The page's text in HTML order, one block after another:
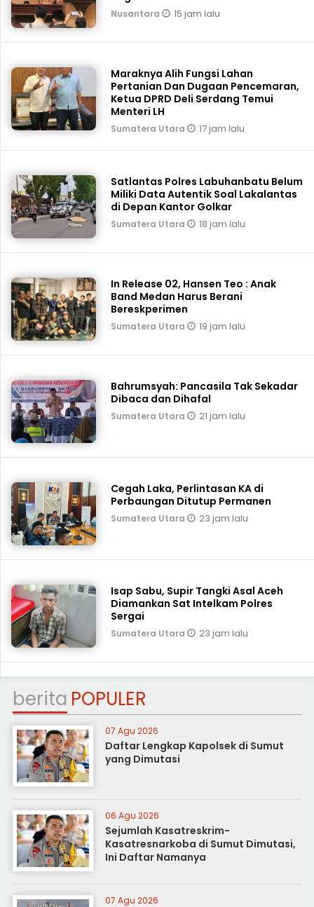
Nusantara 15 jam lalu
Maraknya Alih Fungsi Lahan
Pertanian Dan Dugaan Pencemaran,
Ketua DPRD Deli Serdang Temui
Menteri LH
Sumatera Utara 17 jam lalu
Satlantas Polres Labuhanbatu Belum
Miliki Data Autentik Soal Lakalantas
di Depan Kantor Golkar
Sumatera Utara 18 jam lalu
In Release 02, Hansen Teo : Anak
Band Medan Harus Berani
Bereskperimen
Sumatera Utara 19 jam lalu
Bahrumsyah: Pancasila Tak Sekadar
Dibaca dan Dihafal
Sumatera Utara 21 jam lalu
Cegah Laka, Perlintasan KA di
Perbaungan Ditutup Permanen
Sumatera Utara 23 jam lalu
Isap Sabu, Supir Tangki Asal Aceh
Diamankan Sat Intelkam Polres
Sergai
Sumatera Utara 23 jam lalu
berita POPULER
07 Agu 2026
Daftar Lengkap Kapolsek di Sumut
yang Dimutasi
06 Agu 2026
Sejumlah Kasatreskrim-
Kasatresnarkoba di Sumut Dimutasi,
Ini Daftar Namanya
07 Agu 2026